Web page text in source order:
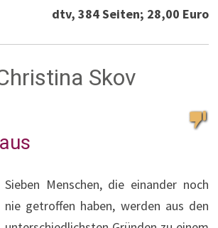
dtv, 384 Seiten; 28,00 Euro
Skov
Sieben Menschen, die einander noch
nie getroffen haben, werden aus den